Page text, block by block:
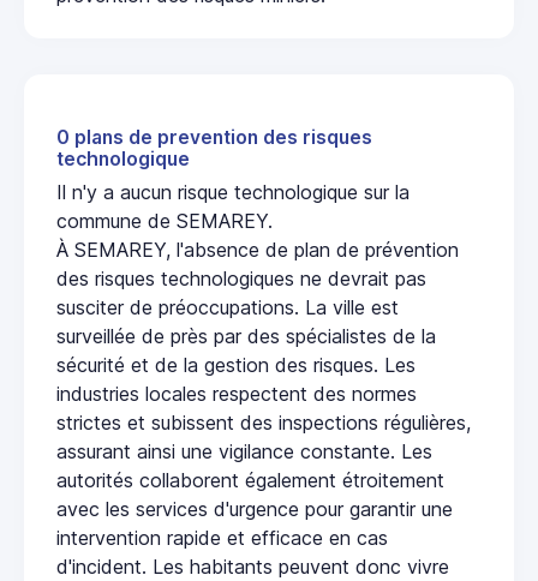
0 plans de prevention des risques
technologique
Il n'y a aucun risque technologique sur la
commune de SEMAREY.
À SEMAREY, l'absence de plan de prévention
des risques technologiques ne devrait pas
susciter de préoccupations. La ville est
surveillée de près par des spécialistes de la
sécurité et de la gestion des risques. Les
industries locales respectent des normes
strictes et subissent des inspections régulières,
assurant ainsi une vigilance constante. Les
autorités collaborent également étroitement
avec les services d'urgence pour garantir une
intervention rapide et efficace en cas
d'incident. Les habitants peuvent donc vivre